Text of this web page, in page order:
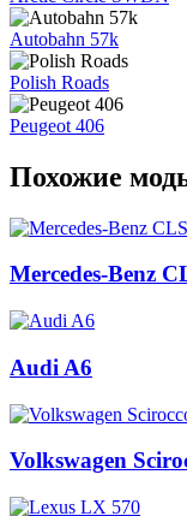
Autobahn 57k
Polish Roads
Peugeot 406
Похожие
Mercedes-Benz
Audi A6
Volkswagen